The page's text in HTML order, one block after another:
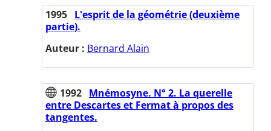
1995 L'esprit de la géométrie (deuxième
partie).
Auteur : Bernard Alain
1992 Mnémosyne. N° 2. La querelle
entre Descartes et Fermat à propos des
tangentes.